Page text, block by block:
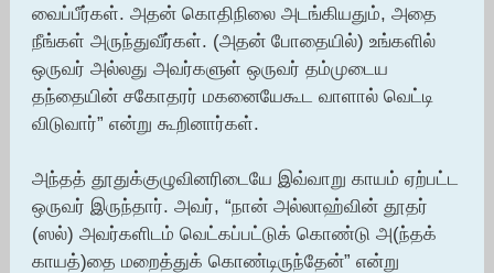
வைப்பீர்கள். அதன் கொதிநிலை அடங்கியதும், அதை
நீங்கள் அருந்துவீர்கள். (அதன் போதையில்) உங்களில்
ஒருவர் அல்லது அவர்களுள் ஒருவர் தம்முடைய
தந்தையின் சகோதரர் மகனையேகூட வாளால் வெட்டி
விடுவார்” என்று கூறினார்கள்.
அந்தத் தூதுக்குழுவினரிடையே இவ்வாறு காயம் ஏற்பட்ட
ஒருவர் இருந்தார். அவர், “நான் அல்லாஹ்வின் தூதர்
(ஸல்) அவர்களிடம் வெட்கப்பட்டுக் கொண்டு அ(ந்தக்
காயத்)தை மறைத்துக் கொண்டிருந்தேன்” என்று